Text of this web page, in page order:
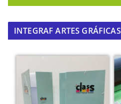
INTEGRAF ARTES GRÁFICAS